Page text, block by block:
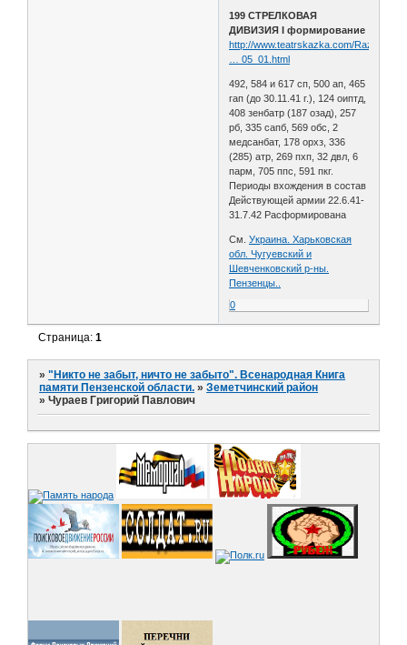
199 СТРЕЛКОВАЯ
ДИВИЗИЯ I формирование
http://www.teatrskazka.com/Raznoe/
… 05_01.html
492, 584 и 617 сп, 500 ап, 465
гап (до 30.11.41 г.), 124 оиптд,
408 зенбатр (187 озад), 257
рб, 335 сапб, 569 обс, 2
медсанбат, 178 орхз, 336
(285) атр, 269 пхп, 32 двл, 6
парм, 705 ппс, 591 пкг.
Периоды вхождения в состав
Действующей армии 22.6.41-
31.7.42 Расформирована
См.Украина. Харьковская
обл. Чугуевский и
Шевченковский р-ны.
Пензенцы..
0
Страница:1
»"Никто не забыт, ничто не забыто". Всенародная Книга
памяти Пензенской области. »Земетчинский район
»Чураев Григорий Павлович